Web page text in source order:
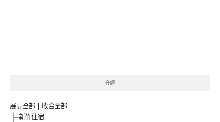
分類
展開全部 | 收合全部
新竹住宿